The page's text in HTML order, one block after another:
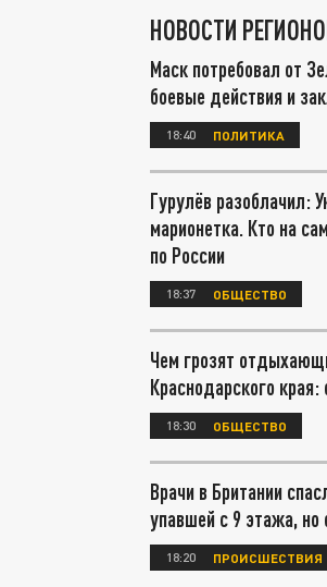
НОВОСТИ
Маск потребовал от
боевые действия и
18:40 ПОЛИТИКА
Гурулёв разоблачил:
марионетка. Кто на
по России
18:37 ОБЩЕСТВО
Чем грозят
Краснодарского
18:30 ОБЩЕСТВО
Врачи в Британии
упавшей с 9 этажа, но
18:20 ПРОИСШЕСТВИЯ